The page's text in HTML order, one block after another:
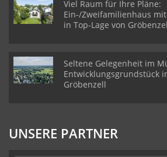
Viel Raum für Ihre Pläne:
Ein-/Zweifamilienhaus
in Top-Lage von
Seltene Gelegenheit im
Entwicklungsgrundstück
Gröbenzell
UNSERE PARTNER